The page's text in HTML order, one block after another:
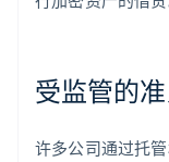
受监管的
许多公司通过托